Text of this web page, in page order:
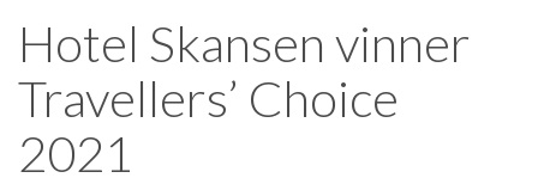
Hotel Skansen vinner
Travellers’ Choice
2021